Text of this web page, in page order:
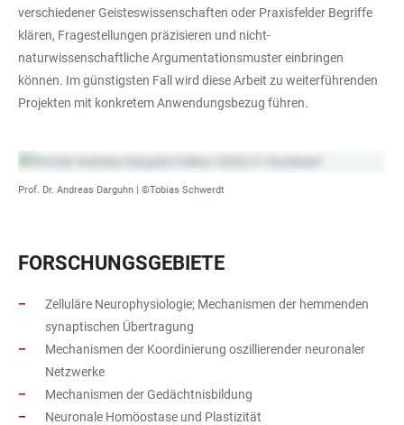
verschiedener Geisteswissenschaften oder Praxisfelder Begriffe
klären, Fragestellungen präzisieren und nicht-
naturwissenschaftliche Argumentationsmuster einbringen
können. Im günstigsten Fall wird diese Arbeit zu weiterführenden
Projekten mit konkretem Anwendungsbezug führen.
Prof. Dr. Andreas Darguhn | ©Tobias Schwerdt
FORSCHUNGSGEBIETE
Zelluläre Neurophysiologie; Mechanismen der hemmenden
synaptischen Übertragung
Mechanismen der Koordinierung oszillierender neuronaler
Netzwerke
Mechanismen der Gedächtnisbildung
Neuronale Homöostase und Plastizität